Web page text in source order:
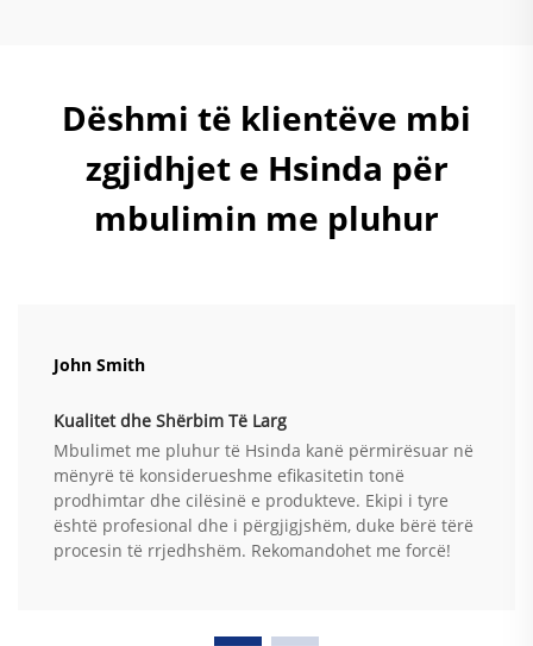
Dëshmi të klientëve mbi
zgjidhjet e Hsinda për
mbulimin me pluhur
John Smith
Kualitet dhe Shërbim Të Larg
Mbulimet me pluhur të Hsinda kanë përmirësuar në
mënyrë të konsiderueshme efikasitetin tonë
prodhimtar dhe cilësinë e produkteve. Ekipi i tyre
është profesional dhe i përgjigjshëm, duke bërë tërë
procesin të rrjedhshëm. Rekomandohet me forcë!